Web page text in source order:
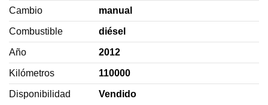
Cambio manual
Combustible diésel
Año 2012
Kilómetros 110000
Disponibilidad Vendido